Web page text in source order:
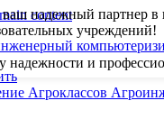
content
надежный партнер в
учреждений!
надежности и
Агроклассов